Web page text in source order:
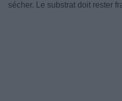
sécher. Le substrat doit rester